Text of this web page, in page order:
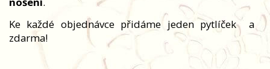
Ke každé objednávce přidáme jeden pytlíček a
zdarma!